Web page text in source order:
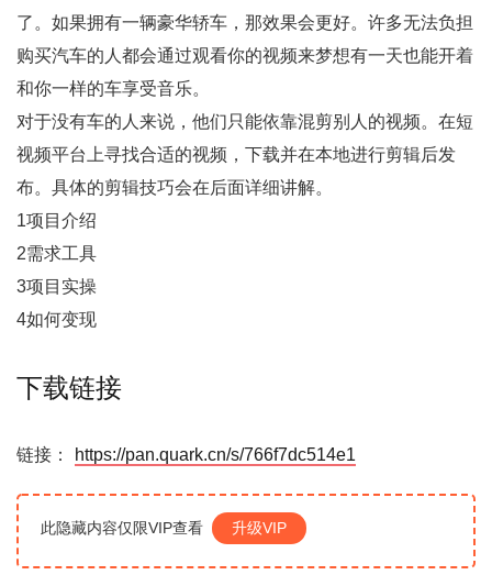
了。如果拥有一辆豪华轿车，那效果会更好。许多无法负担
购买汽车的人都会通过观看你的视频来梦想有一天也能开着
和你一样的车享受音乐。
对于没有车的人来说，他们只能依靠混剪别人的视频。在短
视频平台上寻找合适的视频，下载并在本地进行剪辑后发
布。具体的剪辑技巧会在后面详细讲解。
1项目介绍
2需求工具
3项目实操
4如何变现
下载链接
链接： https://pan.quark.cn/s/766f7dc514e1
此隐藏内容仅限VIP查看 升级VIP